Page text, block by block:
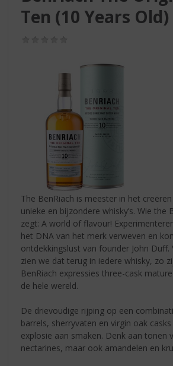
Ten (10 Years Old)
The BenRiach is meester in het
unieke en bijzondere whisky’s. Wie the
zegt: A world of flavour!
het DNA van het merk verweven en
ontdekkingslust van founder John Duff.
zien we dat terug in iedere whisky, zo
BenRiach expressies three-cask
de hele wereld.
De drievoudige rijping op een
barrels, sherryvaten en virgin oak
explosie aan smaken. Denk aan tonen
nectarines, maar ook amandelen en